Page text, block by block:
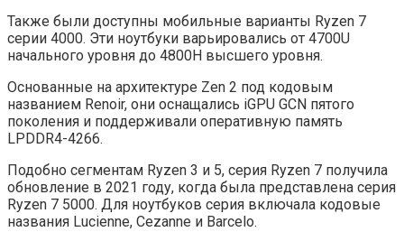
Также были доступны мобильные варианты Ryzen 7
серии 4000. Эти ноутбуки варьировались от 4700U
начального уровня до 4800H высшего уровня.
Основанные на архитектуре Zen 2 под кодовым
названием Renoir, они оснащались iGPU GCN пятого
поколения и поддерживали оперативную память
LPDDR4-4266.
Подобно сегментам Ryzen 3 и 5, серия Ryzen 7 получила
обновление в 2021 году, когда была представлена ​​серия
Ryzen 7 5000. Для ноутбуков серия включала кодовые
названия Lucienne, Cezanne и Barcelo.